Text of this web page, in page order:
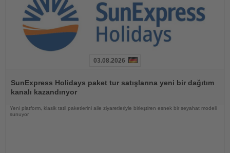
Oku
03.08.2026
SunExpress Holidays paket tur satışlarına yeni bir dağıtım
kanalı kazandırıyor
Yeni platform, klasik tatil paketlerini aile ziyaretleriyle birleştiren esnek bir seyahat modeli
sunuyor